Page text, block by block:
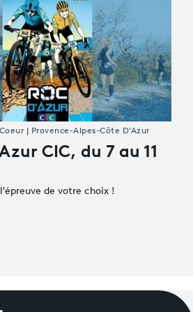
CIC, du 7 au 11
de votre choix !
| Provence-Alpes-Côte D’Azur